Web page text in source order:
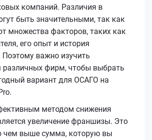
компаний. Различия в
быть значительными, так как
множества факторов, таких как
его опыт и история
Поэтому важно изучить
различных фирм, чтобы выбрать
вариант для ОСАГО на
методом снижения
увеличение франшизы. Это
чем выше сумма, которую вы